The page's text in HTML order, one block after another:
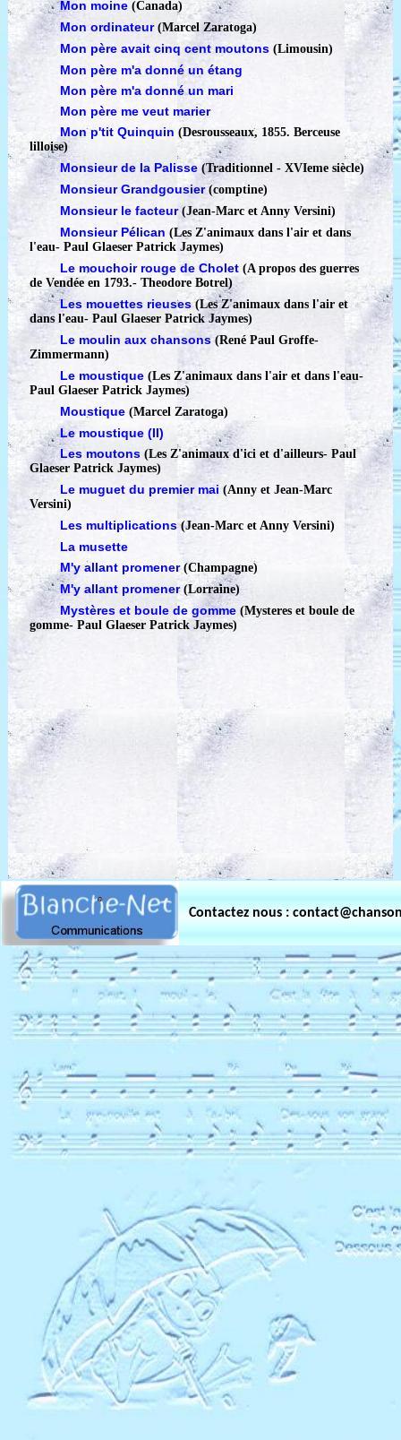
Mon moine(Canada)
Mon ordinateur (Marcel Zaratoga)
Mon père avait cinq cent moutons (Limousin)
Mon père m'a donné un étang
Mon père m'a donné un mari
Mon père me veut marier
Mon p'tit Quinquin (Desrousseaux, 1855. Berceuse
lilloise)
Monsieur de la Palisse(Traditionnel - XVIeme siècle)
Monsieur Grandgousier (comptine)
Monsieur le facteur(Jean-Marc et Anny Versini)
Monsieur Pélican (Les Z'animaux dans l'air et dans
l'eau-Paul Glaeser Patrick Jaymes)
Le mouchoir rouge de Cholet (A propos des guerres
de Vendée en 1793.-Theodore Botrel)
Les mouettes rieuses(Les Z'animaux dans l'air et
dans l'eau-Paul Glaeser Patrick Jaymes)
Le moulin aux chansons (René Paul Groffe-
Zimmermann)
Le moustique (Les Z'animaux dans l'air et dans l'eau-
Paul Glaeser Patrick Jaymes)
Moustique (Marcel Zaratoga)
Le moustique (II)
Les moutons (Les Z'animaux d'ici et d'ailleurs-Paul
Glaeser Patrick Jaymes)
Le muguet du premier mai (Anny et Jean-Marc
Versini)
Les multiplications (Jean-Marc et Anny Versini)
La musette
M'y allant promener(Champagne)
M'y allant promener (Lorraine)
Mystères et boule de gomme(Mysteres et boule de
gomme-Paul Glaeser Patrick Jaymes)
Contactez nous :